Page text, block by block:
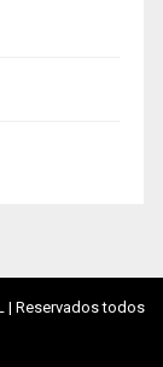
| Reservados todos